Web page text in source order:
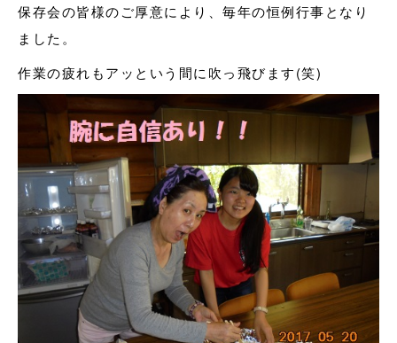
保存会の皆様のご厚意により、毎年の恒例行事となり
ました。
作業の疲れもアッという間に吹っ飛びます(笑)